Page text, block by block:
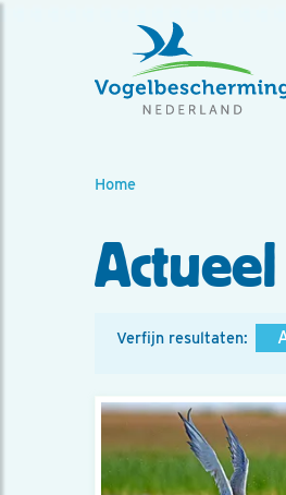
Home
Actueel
Verfijn resultaten: